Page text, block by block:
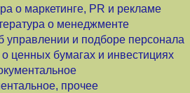
о маркетинге, PR и рекламе
о менеджменте
управлении и подборе персонала
ценных бумагах и инвестициях
прочее